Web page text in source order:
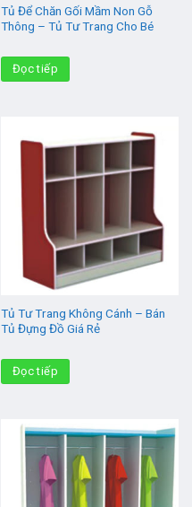
Tủ Để Chăn Gối Mầm Non Gỗ
Thông – Tủ Tư Trang Cho Bé
Đọc tiếp
Tủ Tư Trang Không Cánh – Bán
Tủ Đựng Đồ Giá Rẻ
Đọc tiếp